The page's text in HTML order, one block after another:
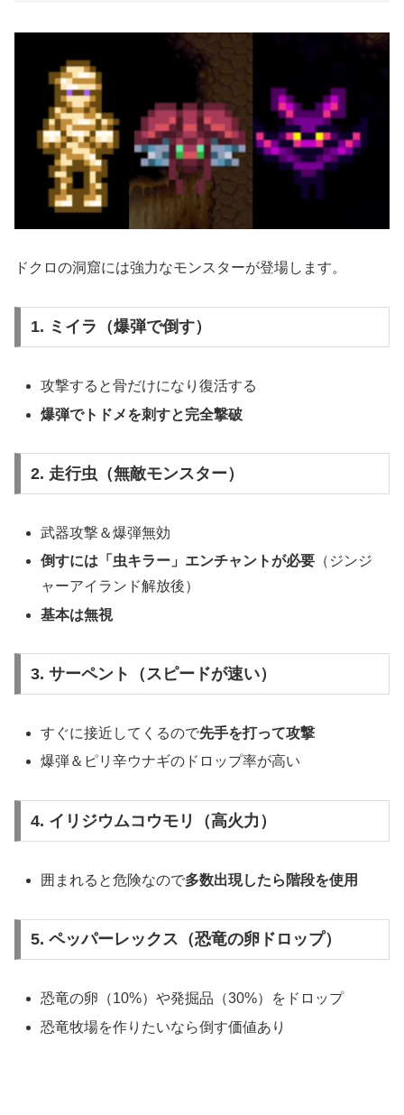
ドクロの洞窟には強力なモンスターが登場します。
1. ミイラ（爆弾で倒す）
攻撃すると骨だけになり復活する
爆弾でトドメを刺すと完全撃破
2. 走行虫（無敵モンスター）
武器攻撃＆爆弾無効
倒すには「虫キラー」エンチャントが必要 （ジンジ
ャーアイランド解放後）
基本は無視
3. サーペント（スピードが速い）
すぐに接近してくるので先手を打って攻撃
爆弾＆ピリ辛ウナギのドロップ率が高い
4. イリジウムコウモリ（高火力）
囲まれると危険なので多数出現したら階段を使用
5. ペッパーレックス（恐竜の卵ドロップ）
恐竜の卵（10%）や発掘品（30%）をドロップ
恐竜牧場を作りたいなら倒す価値あり